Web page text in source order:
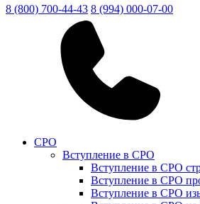
8 (800) 700-44-43 8 (994) 000-07-00
СРО
Вступление в СРО
Вступление в СРО
Вступление в СРО
Вступление в СРО